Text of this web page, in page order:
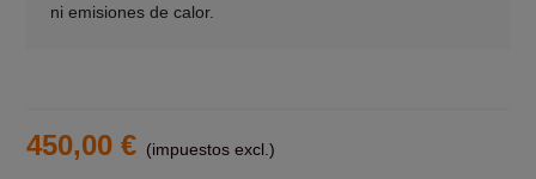
ni emisiones de calor.
450,00 € (impuestos excl.)